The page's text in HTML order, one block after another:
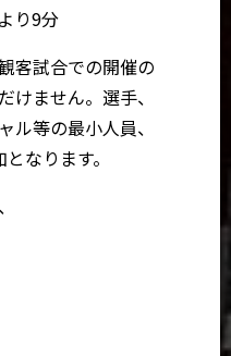
り9分
客試合での開催の
けません。選手、
ル等の最小人員、
なります。